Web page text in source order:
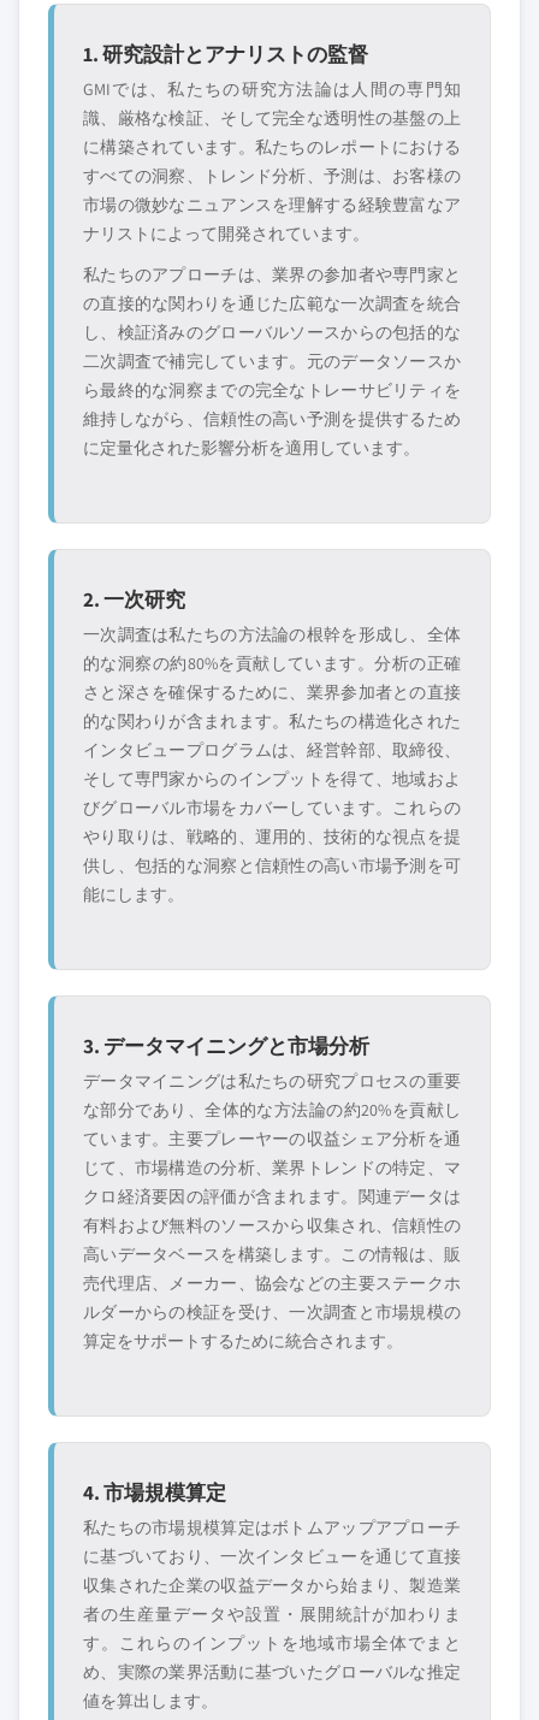
1. 研究設計とアナリストの監督
GMIでは、私たちの研究方法論は人間の専門知
識、厳格な検証、そして完全な透明性の基盤の上
に構築されています。私たちのレポートにおける
すべての洞察、トレンド分析、予測は、お客様の
市場の微妙なニュアンスを理解する経験豊富なア
ナリストによって開発されています。
私たちのアプローチは、業界の参加者や専門家と
の直接的な関わりを通じた広範な一次調査を統合
し、検証済みのグローバルソースからの包括的な
二次調査で補完しています。元のデータソースか
ら最終的な洞察までの完全なトレーサビリティを
維持しながら、信頼性の高い予測を提供するため
に定量化された影響分析を適用しています。
2. 一次研究
一次調査は私たちの方法論の根幹を形成し、全体
的な洞察の約80%を貢献しています。分析の正確
さと深さを確保するために、業界参加者との直接
的な関わりが含まれます。私たちの構造化された
インタビュープログラムは、経営幹部、取締役、
そして専門家からのインプットを得て、地域およ
びグローバル市場をカバーしています。これらの
やり取りは、戦略的、運用的、技術的な視点を提
供し、包括的な洞察と信頼性の高い市場予測を可
能にします。
3. データマイニングと市場分析
データマイニングは私たちの研究プロセスの重要
な部分であり、全体的な方法論の約20%を貢献し
ています。主要プレーヤーの収益シェア分析を通
じて、市場構造の分析、業界トレンドの特定、マ
クロ経済要因の評価が含まれます。関連データは
有料および無料のソースから収集され、信頼性の
高いデータベースを構築します。この情報は、販
売代理店、メーカー、協会などの主要ステークホ
ルダーからの検証を受け、一次調査と市場規模の
算定をサポートするために統合されます。
4. 市場規模算定
私たちの市場規模算定はボトムアップアプローチ
に基づいており、一次インタビューを通じて直接
収集された企業の収益データから始まり、製造業
者の生産量データや設置・展開統計が加わりま
す。これらのインプットを地域市場全体でまと
め、実際の業界活動に基づいたグローバルな推定
値を算出します。